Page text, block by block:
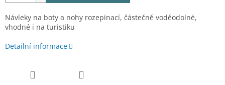
Návleky na boty a nohy rozepínací, částečně voděodolné,
vhodné i na turistiku
Detailní informace